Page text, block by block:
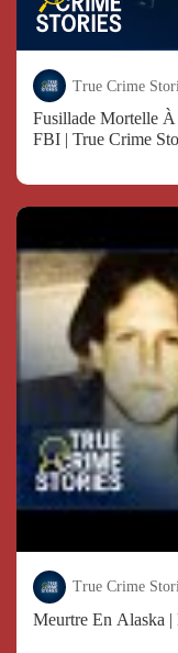
True Crime
Fusillade Mortelle À
FBI | True Crime
True Crime
Meurtre En Alaska |